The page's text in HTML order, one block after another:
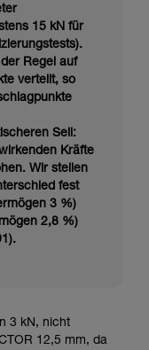
15 kN für
Regel auf
verteilt, so
Seil:
Kräfte
Wir stellen
fest
3 %)
2,8 %)
3 kN, nicht
12,5 mm, da